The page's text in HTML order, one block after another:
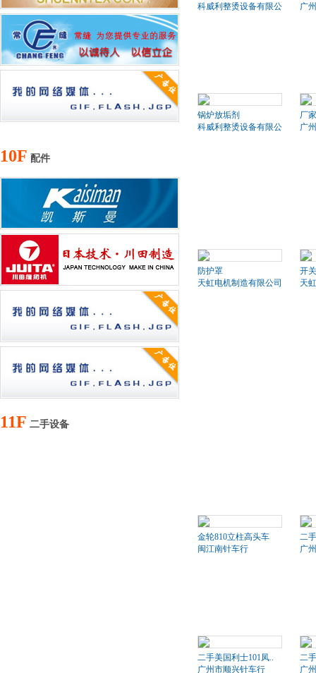
科威利整烫设备有限公司
广
锅炉放垢剂
科威利整烫设备有限公司
厂
广
10F 配件
防护罩
天虹电机制造有限公司
开关
天
11F 二手设备
金轮810立柱高头车
闽江南针车行
二
广
二手美国利士101凤..
广州市顺兴针车行
二
广